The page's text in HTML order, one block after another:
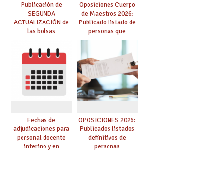
Publicación de
SEGUNDA
ACTUALIZACIÓN de
las bolsas
Cuerpo de Maestros
de especialidades
convocadas a
oposición
Oposiciones Cuerpo
de Maestros 2026:
Publicado listado de
personas que
adquieren nueva
especialidad
Fechas de
adjudicaciones para
personal docente
interino y en
OPOSICIONES 2026:
Publicados listados
definitivos de
personas